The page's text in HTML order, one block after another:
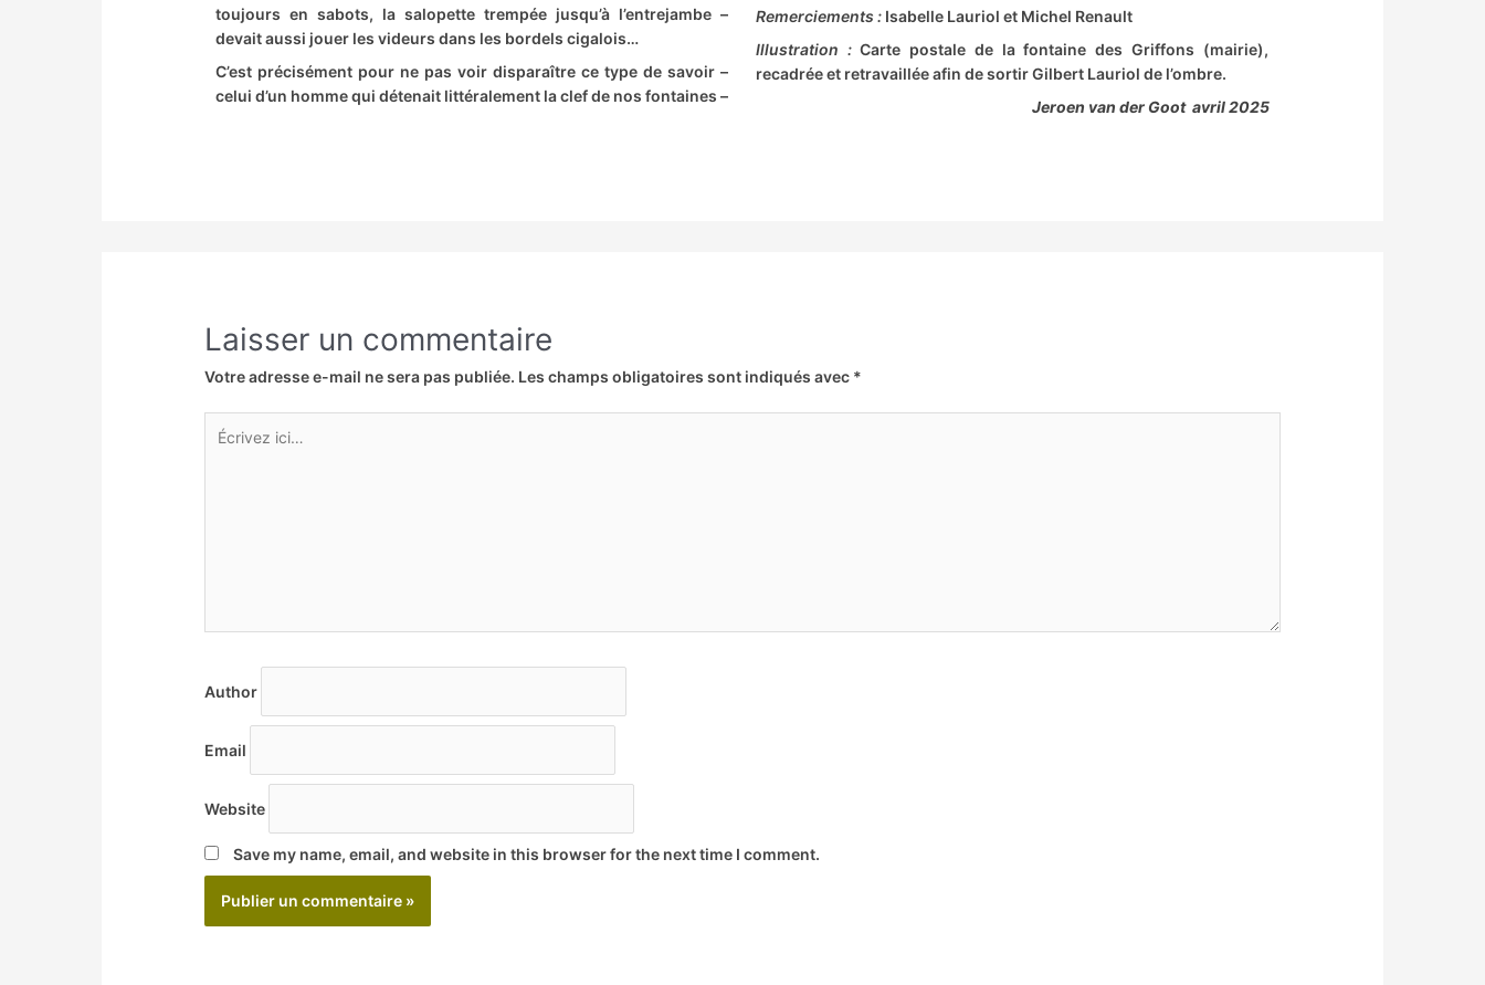
toujours en sabots, la salopette trempée jusqu’à l’entrejambe –
devait aussi jouer les videurs dans les bordels cigalois…
C’est précisément pour ne pas voir disparaître ce type de savoir –
celui d’un homme qui détenait littéralement la clef de nos fontaines –
Remerciements : Isabelle Lauriol et Michel Renault
Illustration : Carte postale de la fontaine des Griffons (mairie),
recadrée et retravaillée afin de sortir Gilbert Lauriol de l’ombre.
Jeroen van der Goot avril 2025
Laisser un commentaire
Votre adresse e-mail ne sera pas publiée. Les champs obligatoires sont indiqués avec *
Écrivez
ici…
Author
Email
Website
Save my name, email, and website in this browser for the next time I comment.